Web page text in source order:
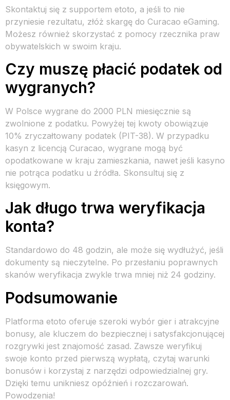
Skontaktuj się z supportem etoto, a jeśli to nie
przyniesie rezultatu, złóż skargę do Curacao eGaming.
Możesz również skorzystać z pomocy rzecznika praw
obywatelskich w swoim kraju.
Czy muszę płacić podatek od
wygranych?
W Polsce wygrane do 2000 PLN miesięcznie są
zwolnione z podatku. Powyżej tej kwoty obowiązuje
10% zryczałtowany podatek (PIT-38). W przypadku
kasyn z licencją Curacao, wygrane mogą być
opodatkowane w kraju zamieszkania, nawet jeśli kasyno
nie potrąca podatku u źródła. Skonsultuj się z
księgowym.
Jak długo trwa weryfikacja
konta?
Standardowo do 48 godzin, ale może się wydłużyć, jeśli
dokumenty są nieczytelne. Po przesłaniu poprawnych
skanów weryfikacja zwykle trwa mniej niż 24 godziny.
Podsumowanie
Platforma etoto oferuje szeroki wybór gier i atrakcyjne
bonusy, ale kluczem do bezpiecznej i satysfakcjonującej
rozgrywki jest znajomość zasad. Zawsze weryfikuj
swoje konto przed pierwszą wypłatą, czytaj warunki
bonusów i korzystaj z narzędzi odpowiedzialnej gry.
Dzięki temu unikniesz opóźnień i rozczarowań.
Powodzenia!